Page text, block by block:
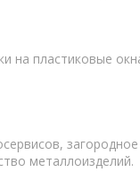
на пластиковые
металлоизделий.